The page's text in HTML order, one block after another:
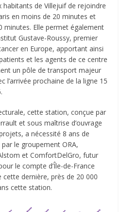
habitants de Villejuif de rejoindre
en moins de 20 minutes et
minutes. Elle permet également
Gustave-Roussy, premier
en Europe, apportant ainsi
et les agents de ce centre
un pôle de transport majeur
l’arrivée prochaine de la ligne 15
cette station, conçue par
et sous maîtrise d’ouvrage
a nécessité 8 ans de
le groupement ORA,
et ComfortDelGro, futur
le compte d’Île-de-France
cette dernière, près de 20 000
cette station.